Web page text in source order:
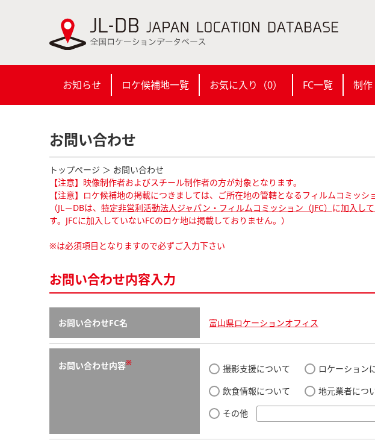
お知らせ ロケ候補地一覧 お気に入り（0） FC一覧 制
お問い合わせ
トップページ ＞ お問い合わせ
【注意】映像制作者およびスチール制作者の方が対象となります。
【注意】ロケ候補地の掲載につきましては、ご所在地の管轄となるフィルムコミッシ
（JL－DBは、 特定非営利活動法人ジャパン・フィルムコミッション（JFC） に加入し
す。JFCに加入していないFCのロケ地は掲載しておりません。）
※は必須項目となりますので必ずご入力下さい
お問い合わせ内容入力
お問い合わせFC名 富山県ロケーションオフィス
お問い合わせ内容※
撮影支援について ロケーション
飲食情報について
地元業者につ
その他